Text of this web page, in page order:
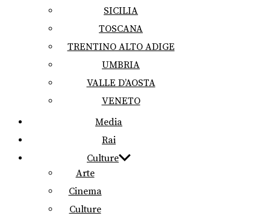
SICILIA
TOSCANA
TRENTINO ALTO ADIGE
UMBRIA
VALLE D’AOSTA
VENETO
Media
Rai
Culture
Arte
Cinema
Culture